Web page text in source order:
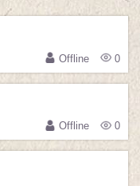
Offline
0
Offline
0